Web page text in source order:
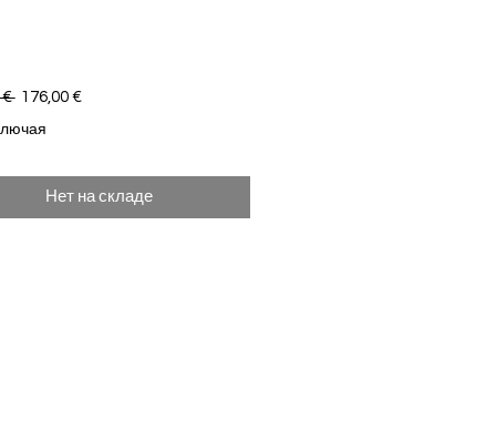
€ Обычная цена
176,00 €Спеццена
Нет на складе